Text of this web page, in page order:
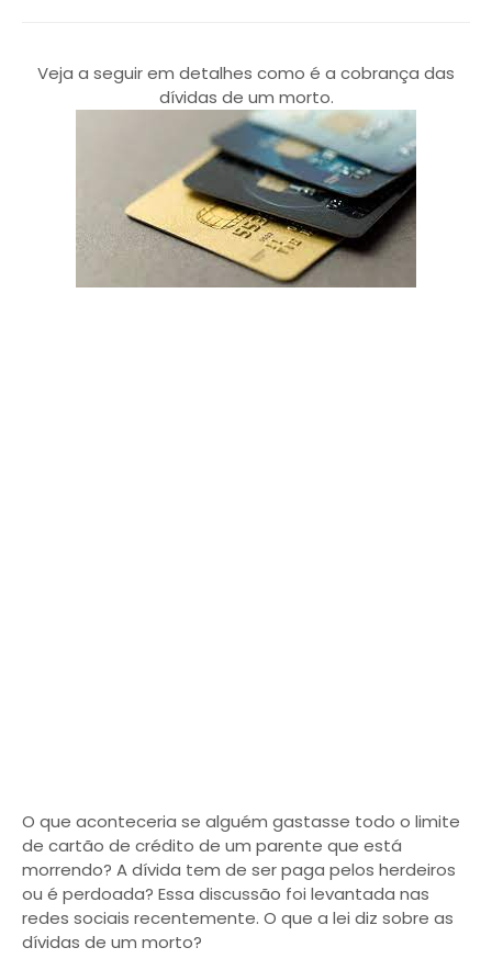
Veja a seguir em detalhes como é a cobrança das
dívidas de um morto.
O que aconteceria se alguém gastasse todo o limite
de cartão de crédito de um parente que está
morrendo? A dívida tem de ser paga pelos herdeiros
ou é perdoada? Essa discussão foi levantada nas
redes sociais recentemente. O que a lei diz sobre as
dívidas de um morto?